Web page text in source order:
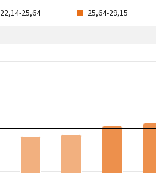
22,14-25,64 25,64-29,15